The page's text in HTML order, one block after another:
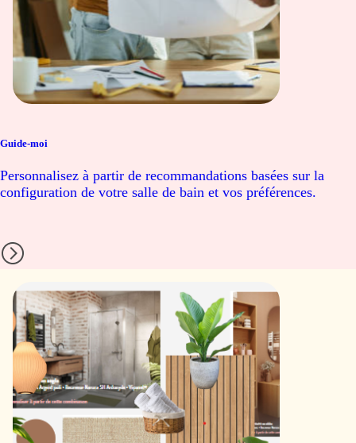
Guide-moi
Personnalisez à partir de recommandations basées sur la
configuration de votre salle de bain et vos préférences.